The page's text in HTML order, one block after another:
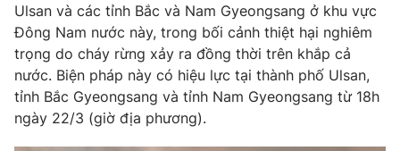
Thị trường 24h Tấm lòng Việt
VTV4 Vươn mình bằng AI
VTV9 VTV8
Ulsan và các tỉnh Bắc và Nam Gyeongsang ở khu vực
Đông Nam nước này, trong bối cảnh thiệt hại nghiêm
trọng do cháy rừng xảy ra đồng thời trên khắp cả
nước. Biện pháp này có hiệu lực tại thành phố Ulsan,
tỉnh Bắc Gyeongsang và tỉnh Nam Gyeongsang từ 18h
ngày 22/3 (giờ địa phương).